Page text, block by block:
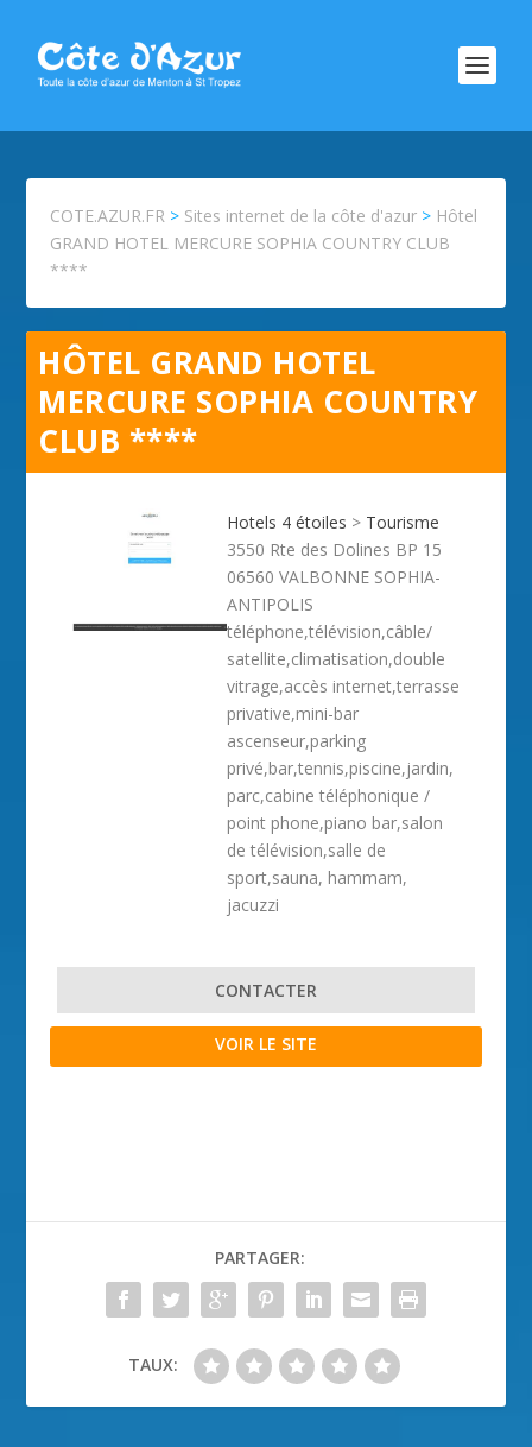
COTE.AZUR.FR > Sites internet de la côte d'azur > Hôtel
GRAND HOTEL MERCURE SOPHIA COUNTRY CLUB
****
HÔTEL GRAND HOTEL
MERCURE SOPHIA COUNTRY
CLUB ****
Hotels 4 étoiles > Tourisme
3550 Rte des Dolines BP 15
06560 VALBONNE SOPHIA-
ANTIPOLIS
téléphone,télévision,câble/
satellite,climatisation,double
vitrage,accès internet,terrasse
privative,mini-bar
ascenseur,parking
privé,bar,tennis,piscine,jardin,
parc,cabine téléphonique /
point phone,piano bar,salon
de télévision,salle de
sport,sauna, hammam,
jacuzzi
CONTACTER
VOIR LE SITE
PARTAGER:
TAUX: